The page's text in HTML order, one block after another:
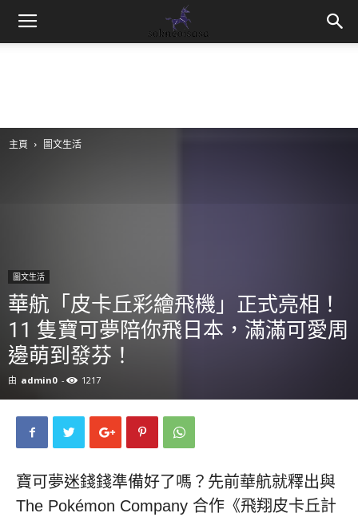
sokneoisasa
主頁 圖文生活
圖文生活
華航「皮卡丘彩繪飛機」正式亮相！
11 隻寶可夢陪你飛日本，滿滿可愛周
邊萌到發芬！
由 admin0 - 1217
寶可夢迷錢錢準備好了嗎？先前華航就釋出與
The Pokémon Company 合作《飛翔皮卡丘計